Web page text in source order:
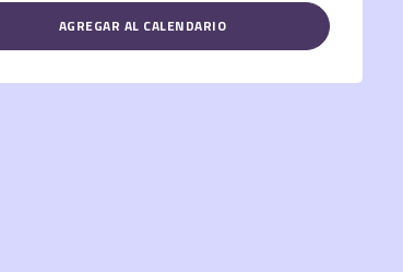
AGREGAR AL CALENDARIO